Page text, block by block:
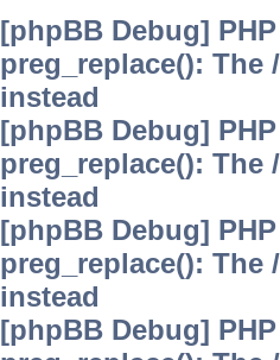
[phpBB Debug]
preg_replace():
instead
[phpBB Debug]
preg_replace():
instead
[phpBB Debug]
preg_replace():
instead
[phpBB Debug]